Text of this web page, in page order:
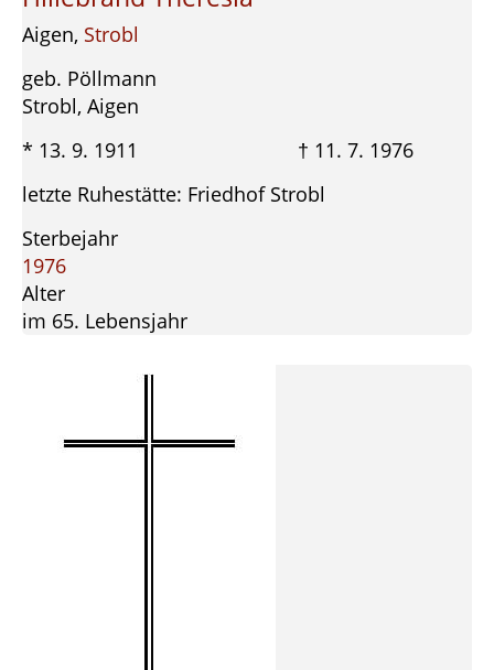
Aigen, Strobl
geb. Pöllmann
Strobl, Aigen
* 13. 9. 1911 † 11. 7. 1976
letzte Ruhestätte: Friedhof Strobl
Sterbejahr
1976
Alter
im 65. Lebensjahr